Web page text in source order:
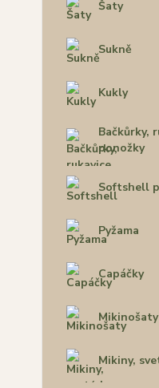
Šaty
Sukně
Kukly
Bačkůrky,
ponožky
Softshell
Pyžama
Capáčky
Mikinošaty
Mikiny,